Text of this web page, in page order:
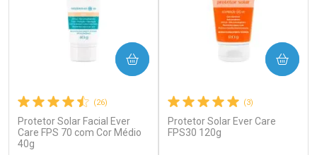
(26)
Protetor Solar Facial Ever
Care FPS 70 com Cor Médio
40g
COMPRAR
(3)
Protetor Solar Ever Care
FPS30 120g
COMPRAR